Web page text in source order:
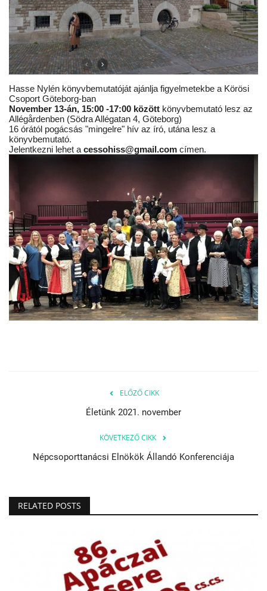
Kultúra
Történelem
Egészség
Gazdaság
Művészet
Sport
Sajtó
Rendezvény
Humor
Napló postája
English
Hasse Nylén könyvbemutatóját ajánlja figyelmetekbe a Körösi
Csoport Göteborg-ban
November 13-án, 15:00 -17:00 között könyvbemutató lesz az
Allégårdenben (Södra Allégatan 4, Göteborg)
16 órától pogácsás "mingelre" hív az író, utána lesz a
könyvbemutató.
Jelentkezni lehet acessohiss@gmail.com címen.
ELŐZŐ CIKK
Életünk 2021. november
KÖVETKEZŐ CIKK
Népcsoporttanácsi Elnökök Állandó Konferenciája
RELATED POSTS